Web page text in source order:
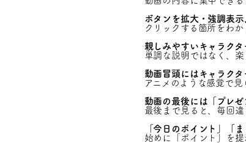
ボタンを拡大・強調表
クリックする箇所をわ
親しみやすいキャラクタ
単調な説明ではなく、楽
動画冒頭にはキャラク
アニメのような感覚で
動画の最後には「プレゼ
最後まで見ると、毎回
「今日のポイント」「
始めに「ポイント」を